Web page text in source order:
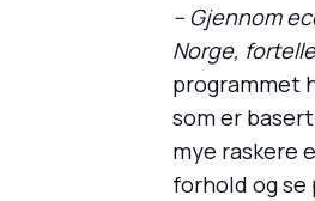
– Gjennom
Norge,
programmet
som er
mye raskere
forhold og se